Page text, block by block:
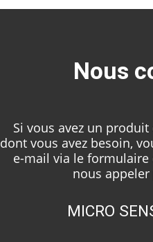
Nous
Si vous avez un
dont vous avez besoin,
e-mail via le formulaire
nous
MICRO